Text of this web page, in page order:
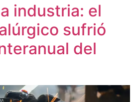
industria: el
sufrió
del